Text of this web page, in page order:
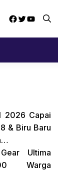
Facebook
Twitter
YouTube
2026 Capai
& Biru Baru
Ultima
Warga